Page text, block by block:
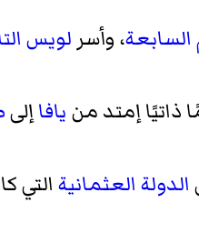
، وأسر لويس
إمتد من يافاإلى
الدولة العثمانية التي